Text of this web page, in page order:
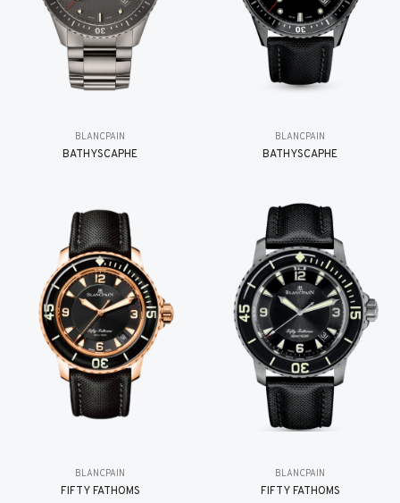
BLANCPAIN
BATHYSCAPHE
BLANCPAIN
BATHYSCAPHE
BLANCPAIN
FIFTY FATHOMS
BLANCPAIN
FIFTY FATHOMS